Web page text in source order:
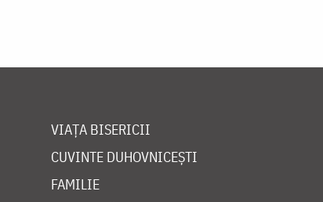
VIAȚA BISERICII
CUVINTE DUHOVNICEȘTI
FAMILIE